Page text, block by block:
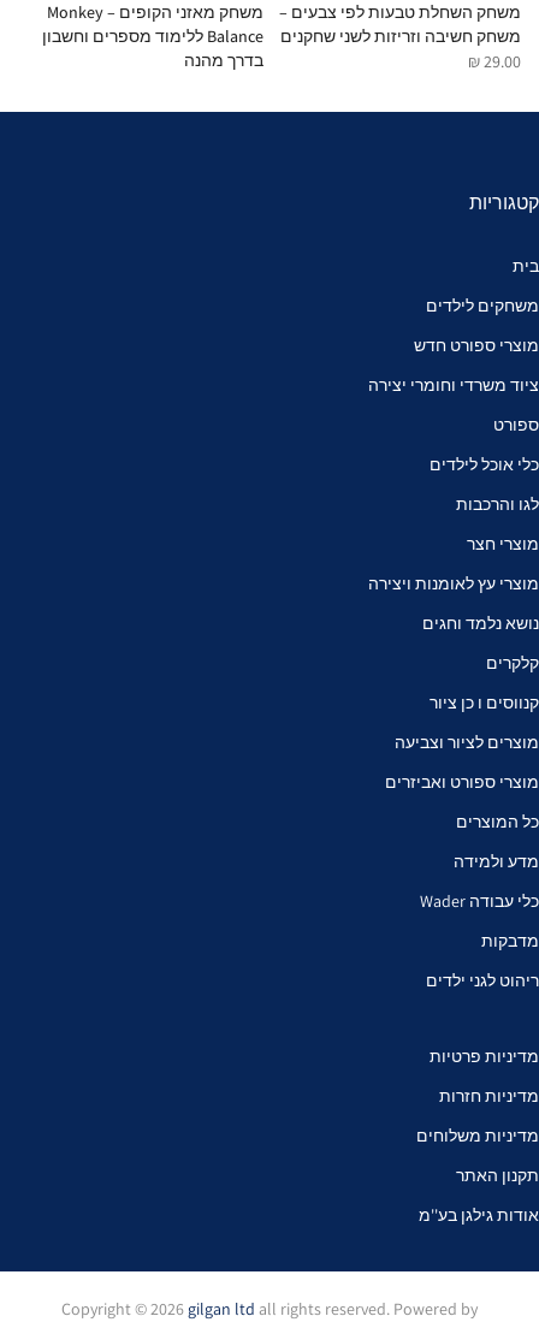
משחק השחלת טבעות לפי צבעים –
משחק חשיבה וזריזות לשני שחקנים
29.00 ₪
משחק מאזני הקופים – Monkey
Balance ללימוד מספרים וחשבון
בדרך מהנה
קטגוריות
בית
משחקים לילדים
מוצרי ספורט חדש
ציוד משרדי וחומרי יצירה
ספורט
כלי אוכל לילדים
לגו והרכבות
מוצרי חצר
מוצרי עץ לאומנות ויצירה
נושא נלמד וחגים
קלקרים
קנווסים ו כן ציור
מוצרים לציור וצביעה
מוצרי ספורט ואביזרים
כל המוצרים
מדע ולמידה
כלי עבודה Wader
מדבקות
ריהוט לגני ילדים
מדיניות פרטיות
מדיניות חזרות
מדיניות משלוחים
תקנון האתר
אודות גילגן בע''מ
Copyright © 2026 gilgan ltd all rights reserved. Powered by